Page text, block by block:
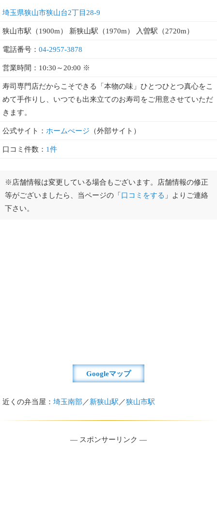
埼玉県狭山市狭山台2丁目28-9
狭山市駅（1900m） 新狭山駅（1970m） 入曽駅（2720m）
電話番号： 04-2957-3878
営業時間：10:30～20:00 ※
寿司専門店だからこそできる「本物の味」ひとつひとつ真心をこ
めて手作りし、いつでも出来立てのお寿司をご用意させていただ
きます。
公式サイト： ホームぺージ （外部サイト）
口コミ件数： 1件
※店舗情報は変更している場合もございます。店舗情報の修正
等がございましたら、当ページの「口コミをする 」よりご連絡
下さい。
Googleマップ
近くの弁当屋： 埼玉南部 ／新狭山駅 ／狭山市駅
― スポンサーリンク ―